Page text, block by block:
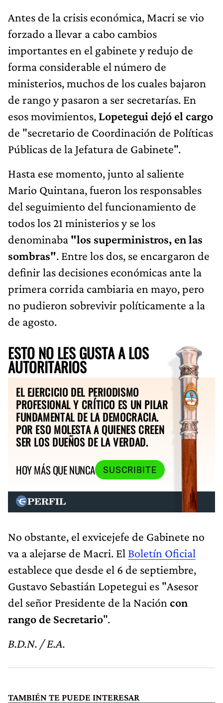
Antes de la crisis económica, Macri se vio
forzado a llevar a cabo cambios
importantes en el gabinete y redujo de
forma considerable el número de
ministerios, muchos de los cuales bajaron
de rango y pasaron a ser secretarías. En
esos movimientos, Lopetegui dejó el cargo
de "secretario de Coordinación de Políticas
Públicas de la Jefatura de Gabinete".
Hasta ese momento, junto al saliente
Mario Quintana, fueron los responsables
del seguimiento del funcionamiento de
todos los 21 ministerios y se los
denominaba "los superministros, en las
sombras". Entre los dos, se encargaron de
definir las decisiones económicas ante la
primera corrida cambiaria en mayo, pero
no pudieron sobrevivir políticamente a la
de agosto.
ESTO NO LES GUSTA A LOS
AUTORITARIOS
EL EJERCICIO DEL PERIODISMO
PROFESIONAL Y CRÍTICO ES UN PILAR
FUNDAMENTAL DE LA DEMOCRACIA.
POR ESO MOLESTA A QUIENES CREEN
SER LOS DUEÑOS DE LA VERDAD.
HOY MÁS QUE NUNCA
SUSCRIBITE
No obstante, el exvicejefe de Gabinete no
va a alejarse de Macri. El Boletín Oficial
establece que desde el 6 de septiembre,
Gustavo Sebastián Lopetegui es "Asesor
del señor Presidente de la Nación con
rango de Secretario".
B.D.N. / E.A.
TAMBIÉN TE PUEDE INTERESAR